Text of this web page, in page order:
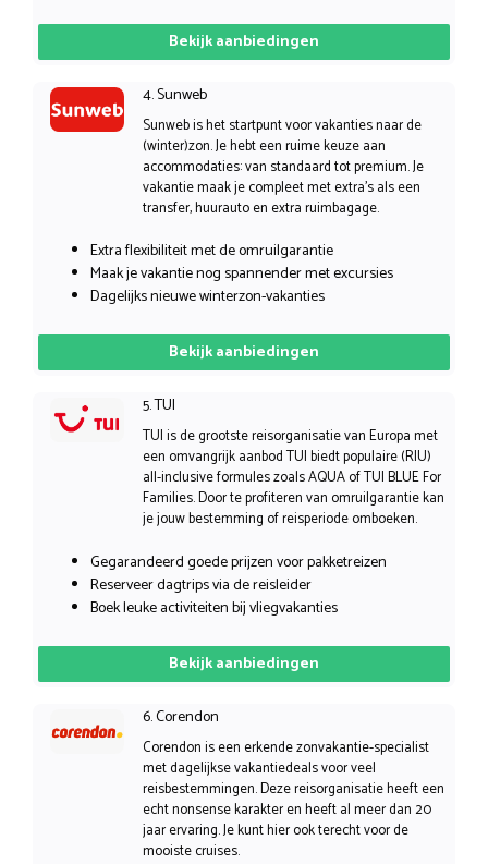
Bekijk aanbiedingen
4. Sunweb
Sunweb is het startpunt voor vakanties naar de
(winter)zon. Je hebt een ruime keuze aan
accommodaties: van standaard tot premium. Je
vakantie maak je compleet met extra’s als een
transfer, huurauto en extra ruimbagage.
Extra flexibiliteit met de omruilgarantie
Maak je vakantie nog spannender met excursies
Dagelijks nieuwe winterzon-vakanties
Bekijk aanbiedingen
5. TUI
TUI is de grootste reisorganisatie van Europa met
een omvangrijk aanbod TUI biedt populaire (RIU)
all-inclusive formules zoals AQUA of TUI BLUE For
Families. Door te profiteren van omruilgarantie kan
je jouw bestemming of reisperiode omboeken.
Gegarandeerd goede prijzen voor pakketreizen
Reserveer dagtrips via de reisleider
Boek leuke activiteiten bij vliegvakanties
Bekijk aanbiedingen
6. Corendon
Corendon is een erkende zonvakantie-specialist
met dagelijkse vakantiedeals voor veel
reisbestemmingen. Deze reisorganisatie heeft een
echt nonsense karakter en heeft al meer dan 20
jaar ervaring. Je kunt hier ook terecht voor de
mooiste cruises.